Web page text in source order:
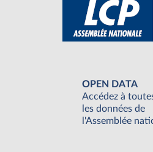
OPEN DATA
Accédez à
les données de
l'Assemblée